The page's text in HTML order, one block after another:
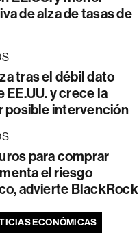
de alza de tasas de
tras el débil dato
EE.UU. y crece la
posible intervención
para comprar
el riesgo
advierte BlackRock
ECONÓMICAS